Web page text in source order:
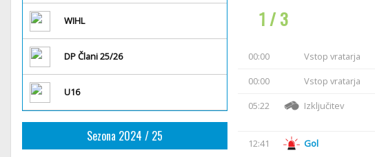
WIHL
DP Člani 25/26
U16
Sezona 2024 / 25
1 / 3
00:00 Vstop vratarja
00:00
Vstop vratarja
05:22
Izključitev
12:41 Gol